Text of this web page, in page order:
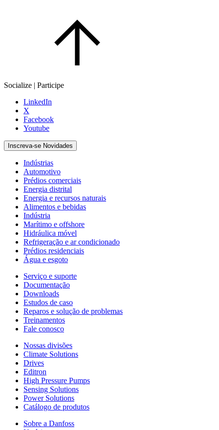
Socialize | Participe
LinkedIn
X
Facebook
Youtube
Inscreva-se Novidades
Indústrias
Automotivo
Prédios comerciais
Energia distrital
Energia e recursos naturais
Alimentos e bebidas
Indústria
Marítimo e offshore
Hidráulica móvel
Refrigeração e ar condicionado
Prédios residenciais
Água e esgoto
Serviço e suporte
Documentação
Downloads
Estudos de caso
Reparos e solução de problemas
Treinamentos
Fale conosco
Nossas divisões
Climate Solutions
Drives
Editron
High Pressure Pumps
Sensing Solutions
Power Solutions
Catálogo de produtos
Sobre a Danfoss